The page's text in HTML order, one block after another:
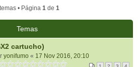
• Página 1 de 1
Temas
cartucho)
yonifumo « 17 Nov 2016, 20:10